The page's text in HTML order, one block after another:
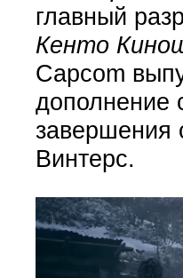
главный
Кенто
Capcom
дополнение
завершения
Винтерс.